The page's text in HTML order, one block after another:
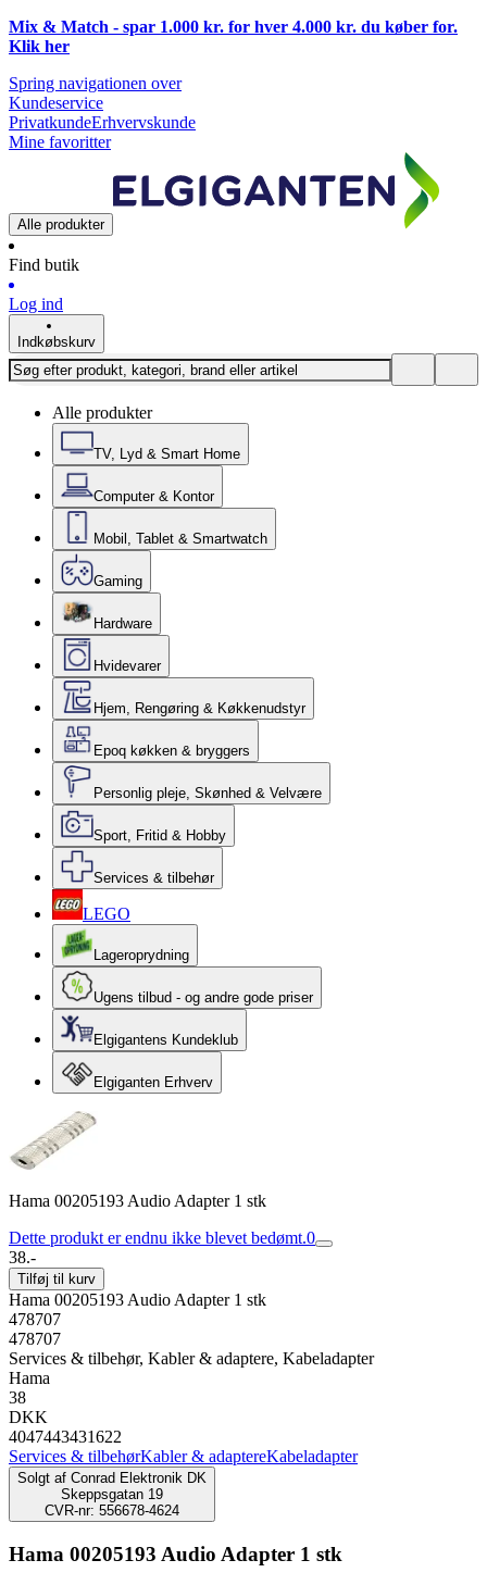
Mix & Match - spar 1.000 kr. for hver 4.000 kr. du køber for.
Klik her
Spring navigationen over
Kundeservice
PrivatkundeErhvervskunde
Mine favoritter
Alle produkter
Find butik
Log ind
Indkøbskurv
Alle produkter
TV, Lyd & Smart Home
Computer & Kontor
Mobil, Tablet & Smartwatch
Gaming
Hardware
Hvidevarer
Hjem, Rengøring & Køkkenudstyr
Epoq køkken & bryggers
Personlig pleje, Skønhed & Velvære
Sport, Fritid & Hobby
Services & tilbehør
LEGO
Lageroprydning
Ugens tilbud - og andre gode priser
Elgigantens Kundeklub
Elgiganten Erhverv
Hama 00205193 Audio Adapter 1 stk
Dette produkt er endnu ikke blevet bedømt.0
38.-
Tilføj til kurv
Hama 00205193 Audio Adapter 1 stk
478707
478707
Services & tilbehør, Kabler & adaptere, Kabeladapter
Hama
38
DKK
4047443431622
Services & tilbehørKabler & adaptereKabeladapter
Solgt af Conrad Elektronik DK
Skeppsgatan 19
CVR-nr: 556678-4624
Hama 00205193 Audio Adapter 1 stk